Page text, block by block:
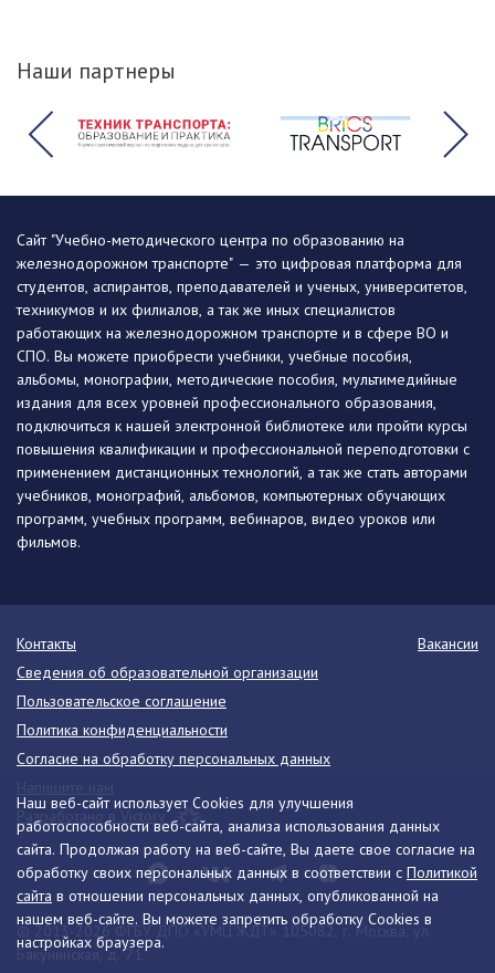
Наши партнеры
Наш веб-сайт использует Cookies для улучшения
работоспособности веб-сайта, анализа использования данных
сайта. Продолжая работу на веб-сайте, Вы даете свое согласие на
обработку своих персональных данных в соответствии с Политикой
сайта в отношении персональных данных, опубликованной на
нашем веб-сайте. Вы можете запретить обработку Cookies в
настройках браузера.
Сайт "Учебно-методического центра по образованию на
железнодорожном транспорте" — это цифровая платформа для
студентов, аспирантов, преподавателей и ученых, университетов,
техникумов и их филиалов, а так же иных специалистов
работающих на железнодорожном транспорте и в сфере ВО и
СПО. Вы можете приобрести учебники, учебные пособия,
альбомы, монографии, методические пособия, мультимедийные
издания для всех уровней профессионального образования,
подключиться к нашей электронной библиотеке или пройти курсы
повышения квалификации и профессиональной переподготовки с
применением дистанционных технологий, а так же стать авторами
учебников, монографий, альбомов, компьютерных обучающих
программ, учебных программ, вебинаров, видео уроков или
фильмов.
© 2013-2026 ФГБУ ДПО «УМЦ ЖДТ» 105082, г. Москва, ул.
Бакунинская, д. 71
Контакты
Вакансии
Сведения об образовательной организации
Пользовательское соглашение
Политика конфиденциальности
Согласие на обработку персональных данных
Разработано в Victory